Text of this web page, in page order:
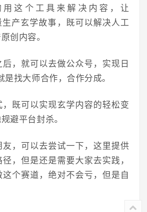
这个工具来解决内容，让
产玄学故事，既可以解决人工
创内容。
，就可以去做公众号，实现日
找大师合作，合作分成。
既可以实现玄学内容的轻松变
避平台封杀。
，可以去尝试一下，这里提供
，但是还是需要大家去实践，
个赛道，绝对不会亏，但是自